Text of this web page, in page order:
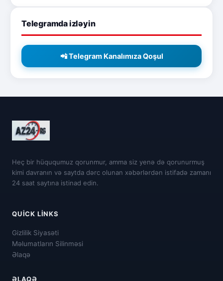
Telegramda izləyin
📲 Telegram Kanalımıza Qoşul
Heç bir hüququmuz qorunmur, amma siz yenə də qorunurmuş
kimi davranın və saytda dərc olunan xəbərlərdən istifadə zamanı
24 saat saytına istinad edin.
QUICK LINKS
Gizlilik Siyasəti
Məlumatların Silinməsi
Əlaqə
ƏLAQƏ